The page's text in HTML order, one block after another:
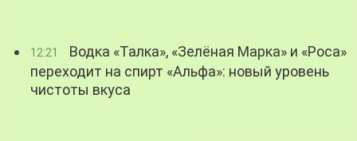
12:21
Водка «Талка», «Зелёная Марка» и «Роса»
переходит на спирт «Альфа»: новый уровень
чистоты вкуса